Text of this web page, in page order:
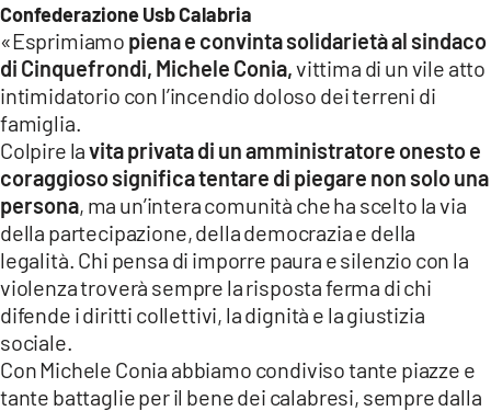
Confederazione Usb Calabria
«Esprimiamo piena e convinta solidarietà al sindaco
di Cinquefrondi, Michele Conia,vittima di un vile atto
intimidatorio con l’incendio doloso dei terreni di
famiglia.
Colpire lavita privata di un amministratore onesto e
coraggioso significa tentare di piegare non solo una
persona, ma un’intera comunità che ha scelto la via
della partecipazione, della democrazia e della
legalità. Chi pensa di imporre paura e silenzio con la
violenza troverà sempre la risposta ferma di chi
difende i diritti collettivi, la dignità e la giustizia
sociale.
Con Michele Conia abbiamo condiviso tante piazze e
tante battaglie per il bene dei calabresi, sempre dalla